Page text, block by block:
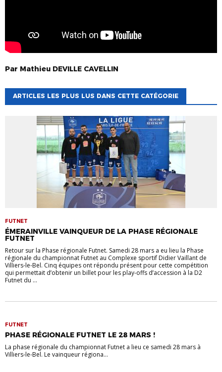
Par Mathieu DEVILLE CAVELLIN
ARTICLES LES PLUS LUS DANS CETTE CATÉGORIE
FUTNET
ÉMERAINVILLE VAINQUEUR DE LA PHASE RÉGIONALE
FUTNET
Retour sur la Phase régionale Futnet. Samedi 28 mars a eu lieu la Phase
régionale du championnat Futnet au Complexe sportif Didier Vaillant de
Villiers-le-Bel. Cinq équipes ont répondu présent pour cette compétition
qui permettait d’obtenir un billet pour les play-offs d’accession à la D2
Futnet du ...
FUTNET
PHASE RÉGIONALE FUTNET LE 28 MARS !
La phase régionale du championnat Futnet a lieu ce samedi 28 mars à
Villiers-le-Bel. Le vainqueur régiona...